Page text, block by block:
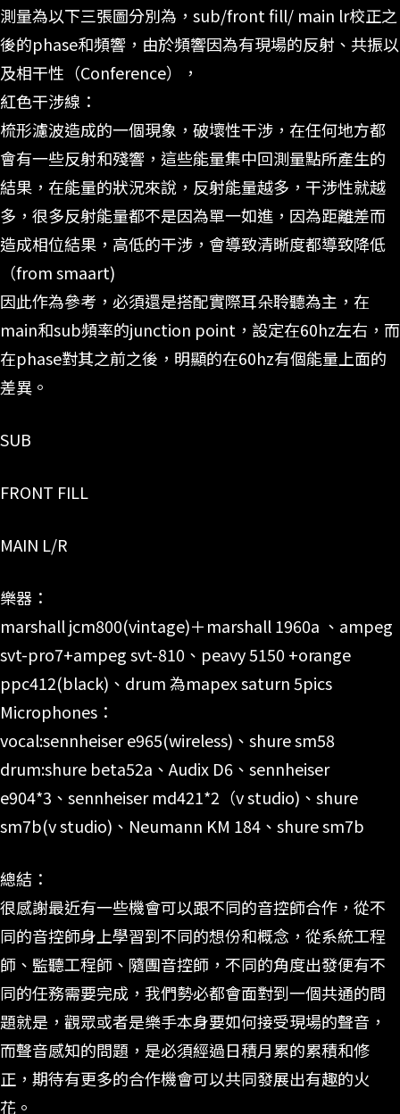
測量為以下三張圖分別為，sub/front fill/ main lr校正之
後的phase和頻響，由於頻響因為有現場的反射、共振以
及相干性（Conference），
紅色干涉線：
梳形濾波造成的一個現象，破壞性干涉，在任何地方都
會有一些反射和殘響，這些能量集中回測量點所產生的
結果，在能量的狀況來說，反射能量越多，干涉性就越
多，很多反射能量都不是因為單一如進，因為距離差而
造成相位結果，高低的干涉，會導致清晰度都導致降低
（from smaart)
因此作為參考，必須還是搭配實際耳朵聆聽為主，在
main和sub頻率的junction point，設定在60hz左右，而
在phase對其之前之後，明顯的在60hz有個能量上面的
差異。
SUB
FRONT FILL
MAIN L/R
樂器：
marshall jcm800(vintage)＋marshall 1960a 、ampeg
svt-pro7+ampeg svt-810、peavy 5150 +orange
ppc412(black)、drum 為mapex saturn 5pics
Microphones：
vocal:sennheiser e965(wireless)、shure sm58
drum:shure beta52a、Audix D6、sennheiser
e904*3、sennheiser md421*2（v studio)、shure
sm7b(v studio)、Neumann KM 184、shure sm7b
總結：
很感謝最近有一些機會可以跟不同的音控師合作，從不
同的音控師身上學習到不同的想份和概念，從系統工程
師、監聽工程師、隨團音控師，不同的角度出發便有不
同的任務需要完成，我們勢必都會面對到一個共通的問
題就是，觀眾或者是樂手本身要如何接受現場的聲音，
而聲音感知的問題，是必須經過日積月累的累積和修
正，期待有更多的合作機會可以共同發展出有趣的火
花。